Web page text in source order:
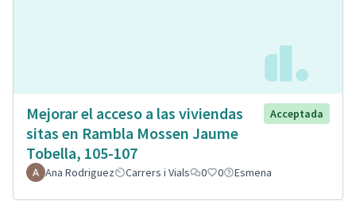
Mejorar el acceso a las viviendas
sitas en Rambla Mossen Jaume
Tobella, 105-107
Acceptada
Ana Rodriguez Carrers i Vials 0 0 Esmena